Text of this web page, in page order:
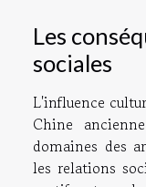
Les
sociales
L'influence
Chine
domaines des
les relations